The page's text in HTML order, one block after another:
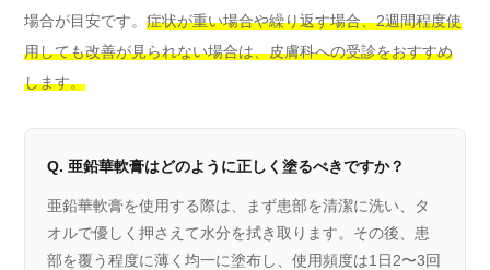
場合が目安です。 症状が重い場合や繰り返す場合、2週間程度使
用しても改善が見られない場合は、皮膚科への受診をおすすめ
します。
Q. 亜鉛華軟膏はどのように正しく塗るべきですか？
亜鉛華軟膏を使用する際は、まず患部を清潔に洗い、タ
オルで優しく押さえて水分を拭き取ります。その後、患
部を覆う程度に薄く均一に塗布し、使用頻度は1日2〜3回